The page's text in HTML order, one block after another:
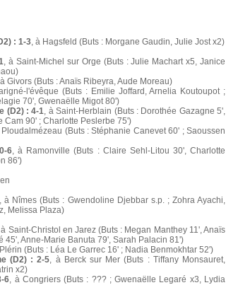
: 1-3, à Hagsfeld (Buts : Morgane Gaudin, Julie Jost x2)
, à Saint-Michel sur Orge (Buts : Julie Machart x5, Janice
Givors (Buts : Anaïs Ribeyra, Aude Moreau)
l'évêque (Buts : Emilie Joffard, Arnelia Koutoupot ;
70', Gwenaëlle Migot 80')
(D2) : 4-1, à Saint-Herblain (Buts : Dorothée Gazagne 5',
Cam 90' ; Charlotte Peslerbe 75')
Ploudalmézeau (Buts : Stéphanie Canevet 60' ; Saoussen
6, à Ramonville (Buts : Claire Sehl-Litou 30', Charlotte
86')
, à Nîmes (Buts : Gwendoline Djebbar s.p. ; Zohra Ayachi,
Melissa Plaza)
Saint-Christol en Jarez (Buts : Megan Manthey 11', Anaïs
45', Anne-Marie Banuta 79', Sarah Palacin 81')
(Buts : Léa Le Garrec 16' ; Nadia Benmokhtar 52')
(D2) : 2-5, à Berck sur Mer (Buts : Tiffany Monsauret,
x2)
6, à Congriers (Buts : ??? ; Gwenaëlle Legaré x3, Lydia